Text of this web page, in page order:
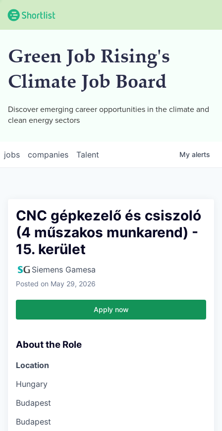
Green Job Rising's
Climate Job Board
Discover emerging career opportunities in the climate and
clean energy sectors
jobs companies Talent My alerts
CNC gépkezelő és csiszoló
(4 műszakos munkarend) -
15. kerület
Siemens Gamesa
Posted on May 29, 2026
Apply now
About the Role
Location
Hungary
Budapest
Budapest